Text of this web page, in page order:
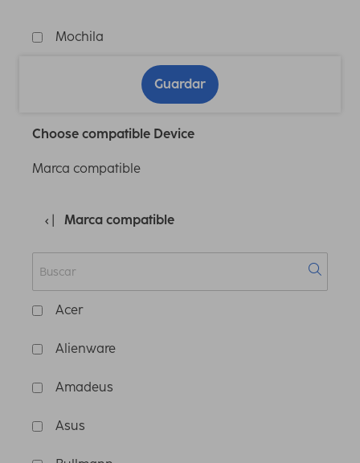
Mochila
Guardar
Choose compatible Device
Marca compatible
Marca compatible
Acer
Alienware
Amadeus
Asus